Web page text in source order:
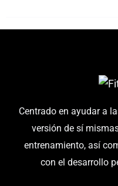
Centrado en ayudar a
versión de sí
entrenamiento, así
con el desarrollo